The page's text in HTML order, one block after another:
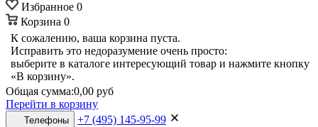
Избранное 0
Корзина 0
К сожалению, ваша корзина пуста.
Исправить это недоразумение очень просто:
выберите в каталоге интересующий товар и нажмите кнопку
«В корзину».
Общая сумма:0,00 руб
Перейти в корзину
Телефоны
+7 (495) 145-95-99